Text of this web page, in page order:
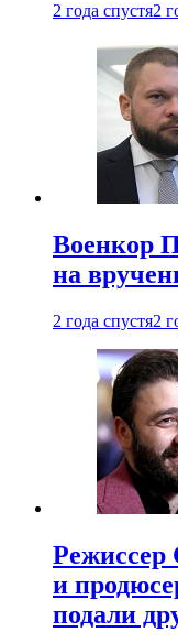
2 года спустя2
Военкор
на
2 года спустя2
Режиссер
и
подали